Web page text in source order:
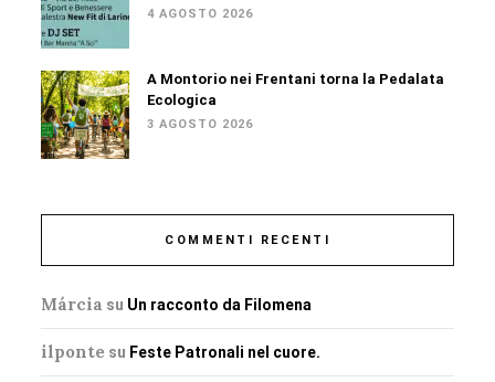
4 AGOSTO 2026
A Montorio nei Frentani torna la Pedalata
Ecologica
3 AGOSTO 2026
COMMENTI RECENTI
Márcia su Un racconto da Filomena
ilponte su Feste Patronali nel cuore.